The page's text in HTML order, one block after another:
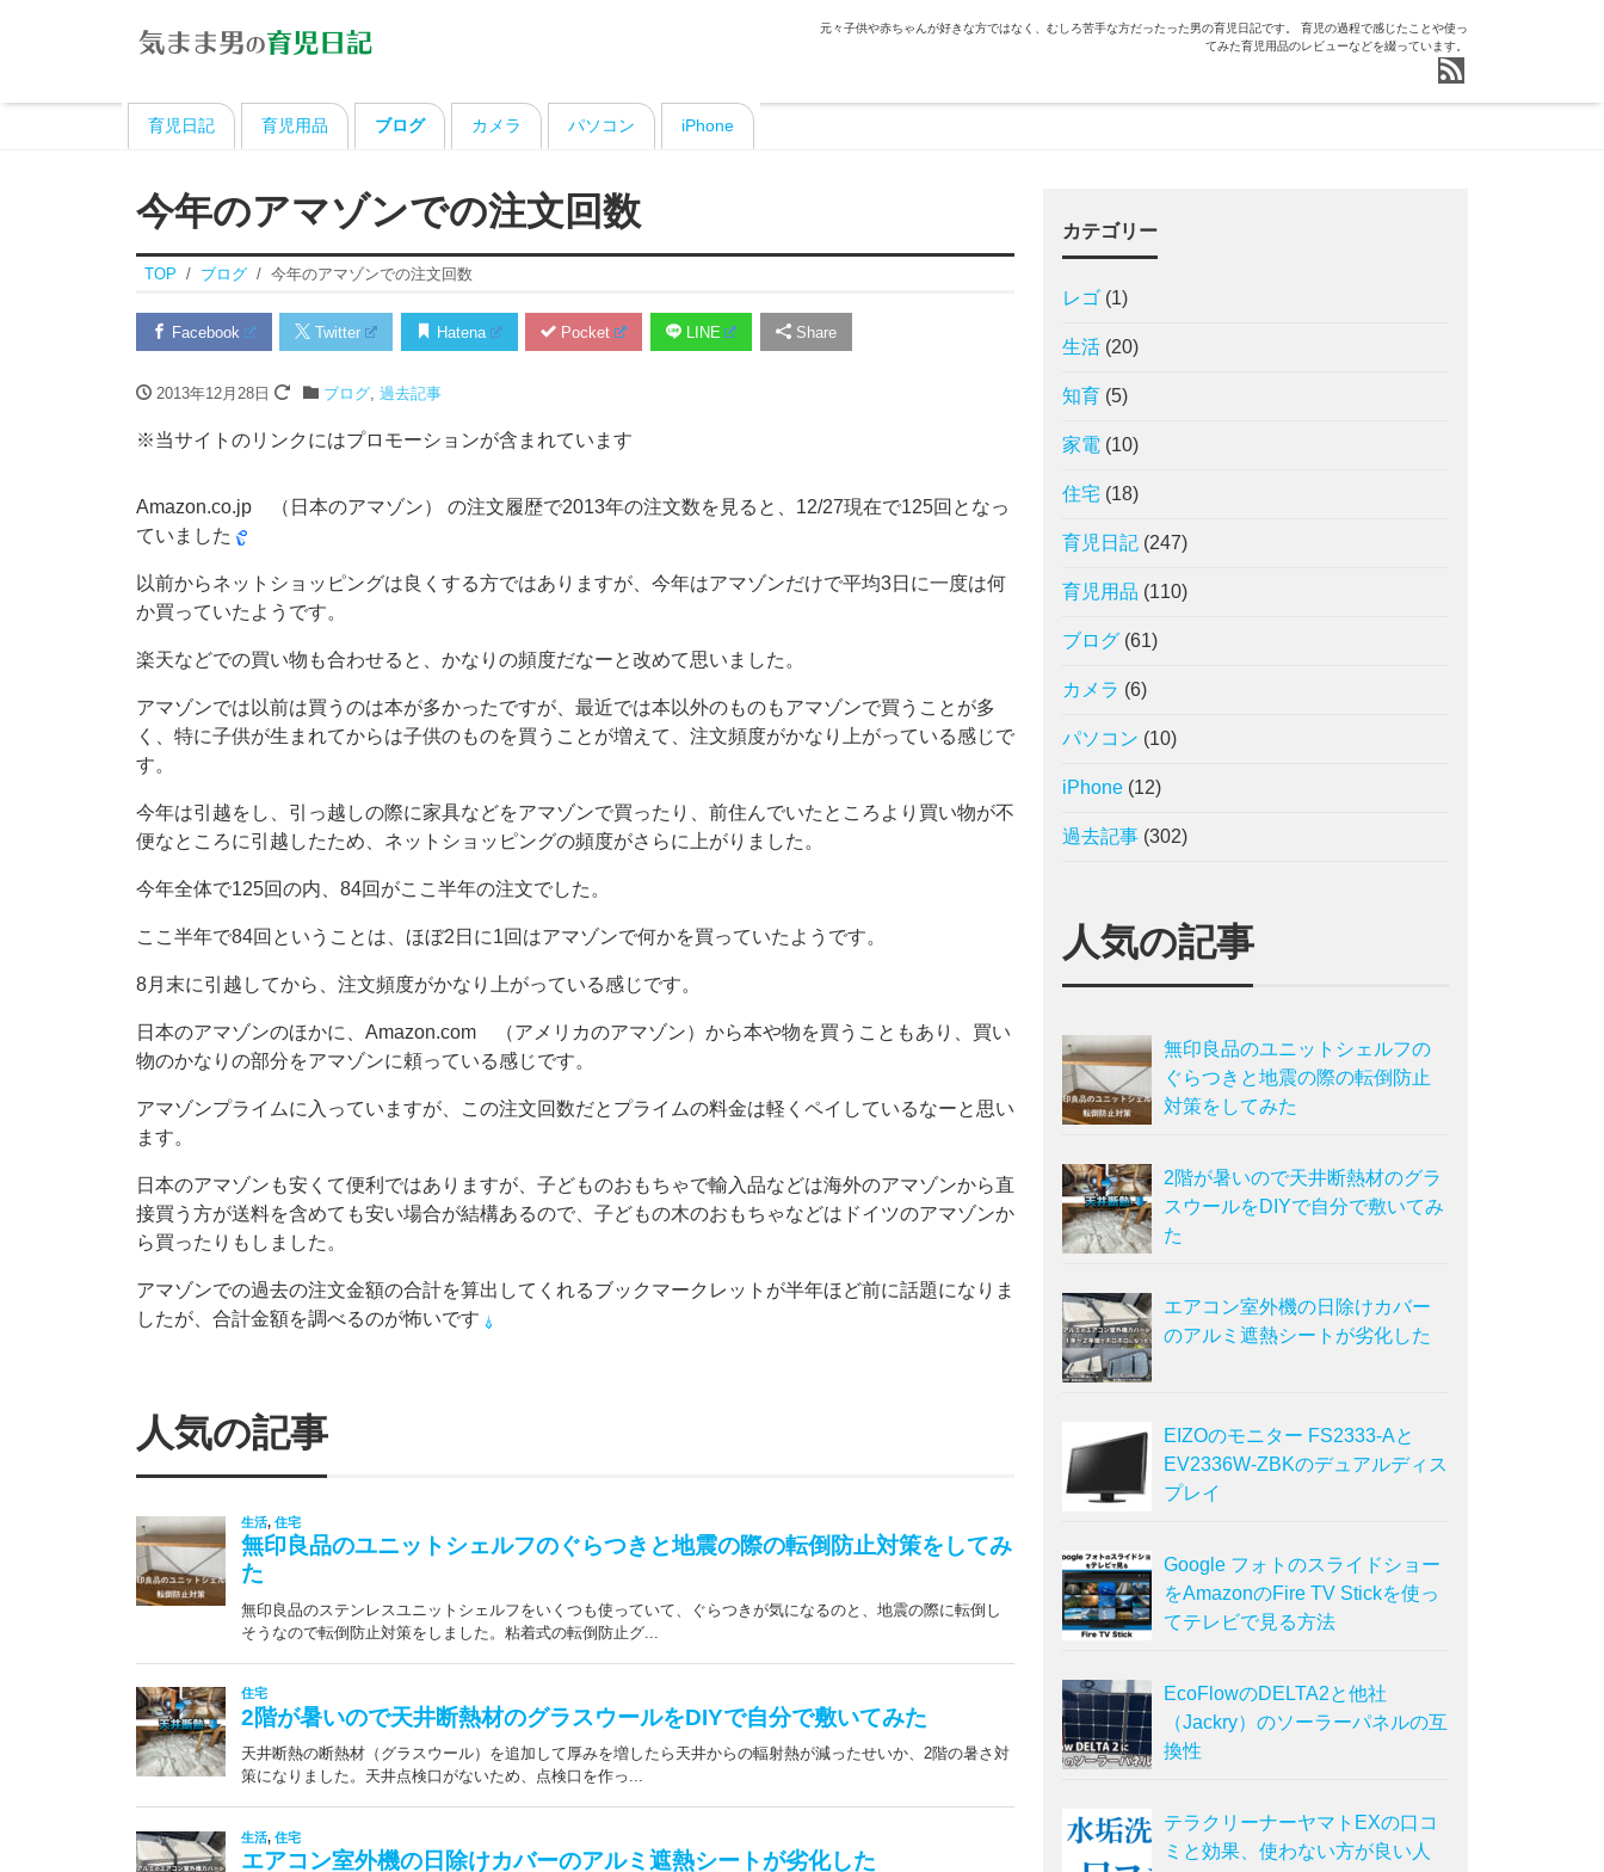
元々子供や赤ちゃんが好きな方ではなく、むしろ苦手な方だったった男の育児日記です。 育児の過程で感じたことや使っ
てみた育児用品のレビューなどを綴っています。
育児日記 育児用品 ブログ カメラ パソコン iPhone
今年のアマゾンでの注文回数
TOP ブログ 今年のアマゾンでの注文回数
Facebook Twitter Hatena Pocket LINE Share
2013年12月28日 ブログ, 過去記事
※当サイトのリンクにはプロモーションが含まれています
Amazon.co.jp （日本のアマゾン） の注文履歴で2013年の注文数を見ると、12/27現在で125回となっ
ていました
以前からネットショッピングは良くする方ではありますが、今年はアマゾンだけで平均3日に一度は何
か買っていたようです。
楽天などでの買い物も合わせると、かなりの頻度だなーと改めて思いました。
アマゾンでは以前は買うのは本が多かったですが、最近では本以外のものもアマゾンで買うことが多
く、特に子供が生まれてからは子供のものを買うことが増えて、注文頻度がかなり上がっている感じで
す。
今年は引越をし、引っ越しの際に家具などをアマゾンで買ったり、前住んでいたところより買い物が不
便なところに引越したため、ネットショッピングの頻度がさらに上がりました。
今年全体で125回の内、84回がここ半年の注文でした。
ここ半年で84回ということは、ほぼ2日に1回はアマゾンで何かを買っていたようです。
8月末に引越してから、注文頻度がかなり上がっている感じです。
日本のアマゾンのほかに、Amazon.com （アメリカのアマゾン）から本や物を買うこともあり、買い
物のかなりの部分をアマゾンに頼っている感じです。
アマゾンプライムに入っていますが、この注文回数だとプライムの料金は軽くペイしているなーと思い
ます。
日本のアマゾンも安くて便利ではありますが、子どものおもちゃで輸入品などは海外のアマゾンから直
接買う方が送料を含めても安い場合が結構あるので、子どもの木のおもちゃなどはドイツのアマゾンか
ら買ったりもしました。
アマゾンでの過去の注文金額の合計を算出してくれるブックマークレットが半年ほど前に話題になりま
したが、合計金額を調べるのが怖いです
人気の記事
カテゴリー
レゴ (1)
生活 (20)
知育 (5)
家電 (10)
住宅 (18)
育児日記 (247)
育児用品 (110)
ブログ (61)
カメラ (6)
パソコン (10)
iPhone (12)
過去記事 (302)
人気の記事
無印良品のユニットシェルフの
ぐらつきと地震の際の転倒防止
対策をしてみた
2階が暑いので天井断熱材のグラ
スウールをDIYで自分で敷いてみ
た
エアコン室外機の日除けカバー
のアルミ遮熱シートが劣化した
EIZOのモニター FS2333-Aと
EV2336W-ZBKのデュアルディス
プレイ
Google フォトのスライドショー
をAmazonのFire TV Stickを使っ
てテレビで見る方法
EcoFlowのDELTA2と他社
（Jackry）のソーラーパネルの互
換性
テラクリーナーヤマトEXの口コ
ミと効果、使わない方が良い人